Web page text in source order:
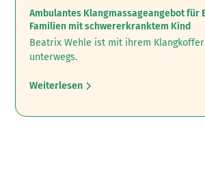
Ambulantes Klangmassageangebot für
Familien mit schwererkranktem Kind
Beatrix Wehle ist mit ihrem
unterwegs.
Weiterlesen